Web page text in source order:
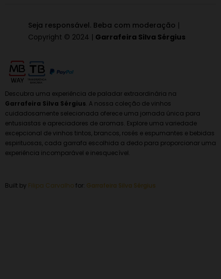
Seja responsável. Beba com moderação |
Copyright © 2024 | Garrafeira Silva Sérgius
Descubra uma experiência de paladar extraordinária na
Garrafeira Silva Sérgius. A nossa coleção de vinhos
cuidadosamente selecionada oferece uma jornada única para
entusiastas e apreciadores de aromas. Explore uma variedade
excepcional de vinhos tintos, brancos, rosés e espumantes e bebidas
espirituosas, cada garrafa escolhida a dedo para proporcionar uma
experiência incomparável e inesquecível.
Built by Filipa Carvalhofor: Garrafeira Silva Sérgius